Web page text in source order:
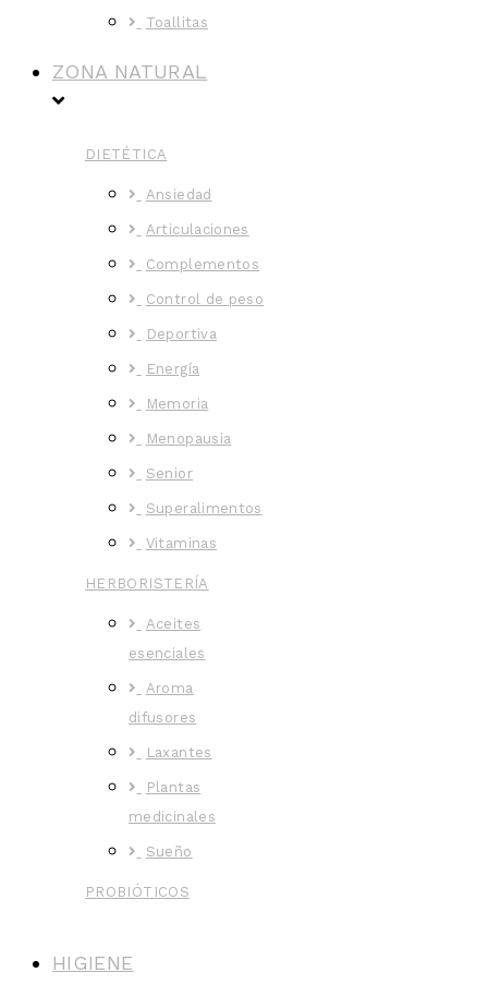
Toallitas
ZONA NATURAL
DIETÉTICA
Ansiedad
Articulaciones
Complementos
Control de peso
Deportiva
Energía
Memoria
Menopausia
Senior
Superalimentos
Vitaminas
HERBORISTERÍA
Aceites
esenciales
Aroma
difusores
Laxantes
Plantas
medicinales
Sueño
PROBIÓTICOS
HIGIENE